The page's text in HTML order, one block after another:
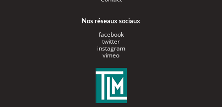
Nos réseaux sociaux
facebook
twitter
instagram
vimeo